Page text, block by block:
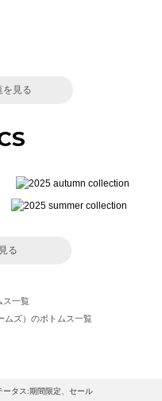
を見る
る
ス一覧
ムズ）のボトムス一覧
サモスモス）のボトムス一覧
）のボトムス一覧
ータス:期間限定、セール